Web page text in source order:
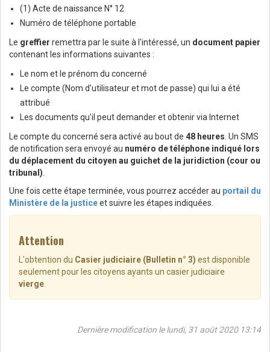
(1) Acte de naissance N° 12
Numéro de téléphone portable
Le greffier remettra par le suite à l'intéressé, un document papier
contenant les informations suivantes :
Le nom et le prénom du concerné
Le compte (Nom d'utilisateur et mot de passe) qui lui a été
attribué
Les documents qu'il peut demander et obtenir via Internet
Le compte du concerné sera activé au bout de 48 heures . Un SMS
de notification sera envoyé au numéro de téléphone indiqué lors
du déplacement du citoyen au guichet de la juridiction (cour ou
tribunal)
Une fois cette étape terminée, vous pourrez accéder au portail du
Ministère de la justiceet suivre les étapes indiquées.
Attention
L'obtention du Casier judiciaire (Bulletin n° 3) est disponible
seulement pour les citoyens ayants un casier judiciaire
vierge
Dernière modification le lundi, 31 août 2020 13:14